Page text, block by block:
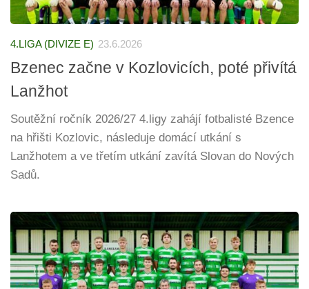
4.LIGA (DIVIZE E) 23.6.2026
Bzenec začne v Kozlovicích, poté přivítá
Lanžhot
Soutěžní ročník 2026/27 4.ligy zahájí fotbalisté Bzence
na hřišti Kozlovic, následuje domácí utkání s
Lanžhotem a ve třetím utkání zavítá Slovan do Nových
Sadů.